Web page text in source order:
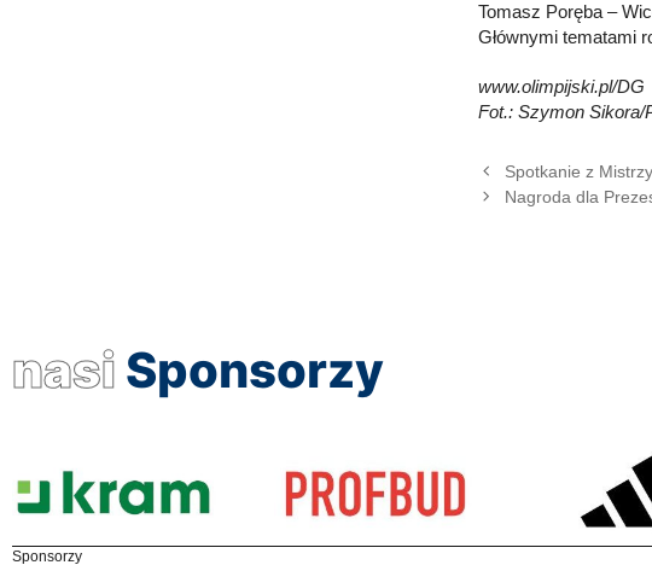
Tomasz Poręba –
Głównymi tematami
www.olimpijski.pl/DG
Fot.: Szymon Sikora/
Spotkanie z
Nagroda dla
nasi Sponsorzy
Sponsorzy